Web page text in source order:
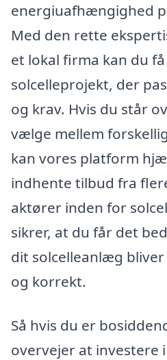
energiuafhængighed
Med den rette
et lokal firma kan du
solcelleprojekt, der
og krav. Hvis du står
vælge mellem
kan vores platform
indhente tilbud fra
aktører inden for
sikrer, at du får det
dit solcelleanlæg
og korrekt.
Så hvis du er
overvejer at investere